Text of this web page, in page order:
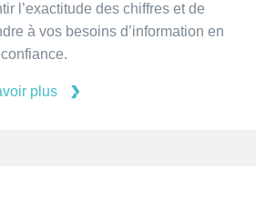
l’exactitude des chiffres et de
à vos besoins d’information en
plus